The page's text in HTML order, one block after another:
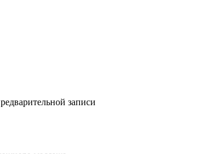
записи